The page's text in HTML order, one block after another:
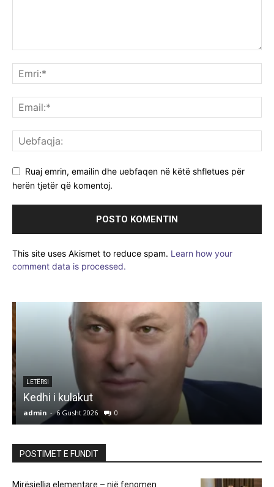
Ruaj emrin, emailin dhe uebfaqen në këtë shfletues për
herën tjetër që komentoj.
This site uses Akismet to reduce spam. Learn how your
comment data is processed.
LETËRSI
Kedhi i kulakut
admin 6 Gusht 2026 0
POSTIMET E FUNDIT
Mirësjellja elementare – një fenomen